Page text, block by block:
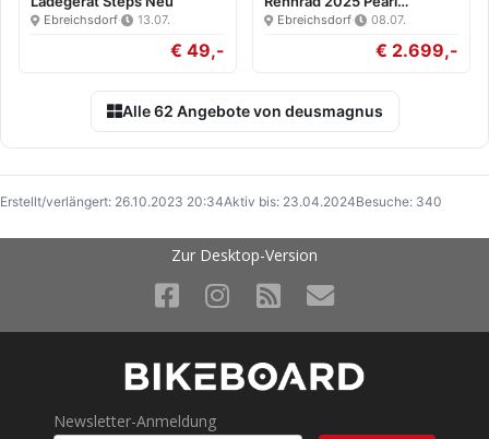
Ebreichsdorf· 13.07.
€ 49,-
White/Blk…
Ebreichsdorf· 08.07.
€ 2.699,-
Alle 62 Angebote von deusmagnus
Erstellt/verlängert: 26.10.2023 20:34Aktiv bis: 23.04.2024Besuche: 340
Zur Desktop-Version
Newsletter-Anmeldung